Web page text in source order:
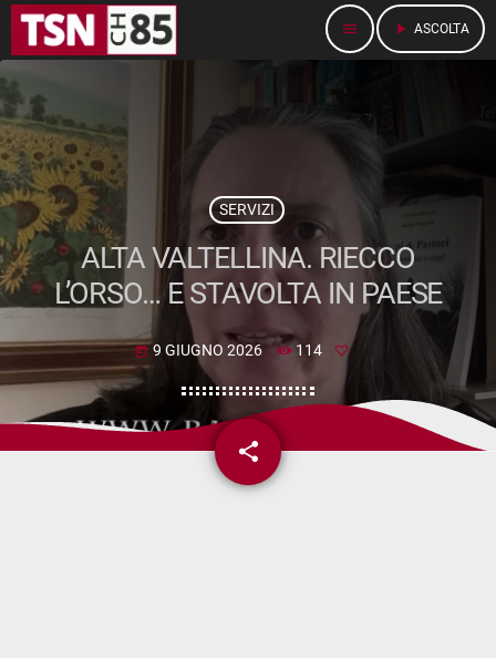
menu play_arrow ASCOLTA
SERVIZI
ALTA VALTELLINA. RIECCO
L’ORSO… E STAVOLTA IN PAESE
today 9 GIUGNO 2026 114
share
email